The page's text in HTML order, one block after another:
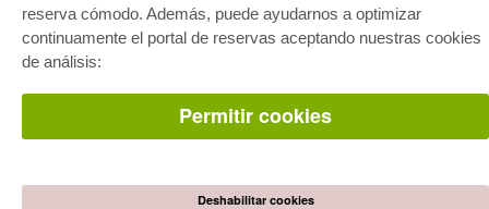
reserva cómodo. Además, puede ayudarnos a optimizar
continuamente el portal de reservas aceptando nuestras cookies
de análisis:
Permitir cookies
Deshabilitar cookies
E-COLLECTION
Paquete de especialidades
Facilitación de E-Books
Preguntas mas frequentes(FAQ)